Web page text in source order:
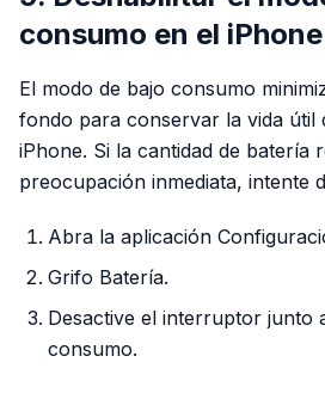
consumo en el iPhone
El modo de bajo consumo
fondo para conservar la vida útil
iPhone. Si la cantidad de batería
preocupación inmediata, intente
Abra la aplicación
Grifo Batería.
Desactive el interruptor junto
consumo.